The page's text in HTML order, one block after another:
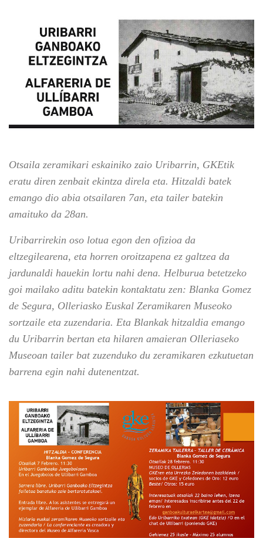
Otsaila zeramikari eskainiko zaio Uribarrin, GKEtik
eratu diren zenbait ekintza direla eta. Hitzaldi batek
emango dio abia otsailaren 7an, eta tailer batekin
amaituko da 28an.
Uribarrirekin oso lotua egon den ofizioa da
eltzegilearena, eta horren oroitzapena ez galtzea da
jardunaldi hauekin lortu nahi dena. Helburua betetzeko
goi mailako aditu batekin kontaktatu zen: Blanka Gomez
de Segura, Olleriasko Euskal Zeramikaren Museoko
sortzaile eta zuzendaria. Eta Blankak hitzaldia emango
du Uribarrin bertan eta hilaren amaieran Olleriaseko
Museoan tailer bat zuzenduko du zeramikaren ezkutuetan
barrena egin nahi dutenentzat.